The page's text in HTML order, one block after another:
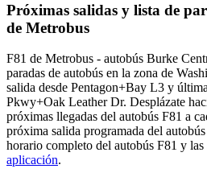
Próximas salidas y lista de
de Metrobus
F81 de Metrobus - autobús Burke
paradas de autobús en la zona de
salida desde Pentagon+Bay L3 y
Pkwy+Oak Leather Dr. Desplázate
próximas llegadas del autobús F81 a
próxima salida programada del
horario completo del autobús F81 y las
aplicación.